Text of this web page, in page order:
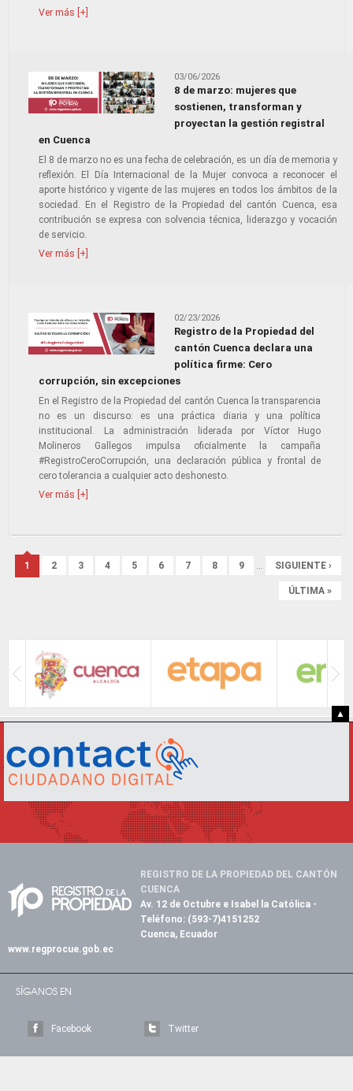
Ver más [+]
03/06/2026
8 de marzo: mujeres que
sostienen, transforman y
proyectan la gestión registral
en Cuenca
El 8 de marzo no es una fecha de celebración, es un día de memoria y
reflexión. El Día Internacional de la Mujer convoca a reconocer el
aporte histórico y vigente de las mujeres en todos los ámbitos de la
sociedad. En el Registro de la Propiedad del cantón Cuenca, esa
contribución se expresa con solvencia técnica, liderazgo y vocación
de servicio.
Ver más [+]
02/23/2026
Registro de la Propiedad del
cantón Cuenca declara una
política firme: Cero
corrupción, sin excepciones
En el Registro de la Propiedad del cantón Cuenca la transparencia
no es un discurso: es una práctica diaria y una política
institucional. La administración liderada por Víctor Hugo
Molineros Gallegos impulsa oficialmente la campaña
#RegistroCeroCorrupción, una declaración pública y frontal de
cero tolerancia a cualquier acto deshonesto.
Ver más [+]
Páginas
1 2 3 4 5 6 7 8 9 … SIGUIENTE ›
ÚLTIMA »
▲
REGISTRO DE LA PROPIEDAD DEL CANTÓN
CUENCA
Av. 12 de Octubre e Isabel la Católica -
Teléfono: (593-7)4151252
Cuenca, Ecuador
www.regprocue.gob.ec
SÍGANOS EN
Facebook Twitter